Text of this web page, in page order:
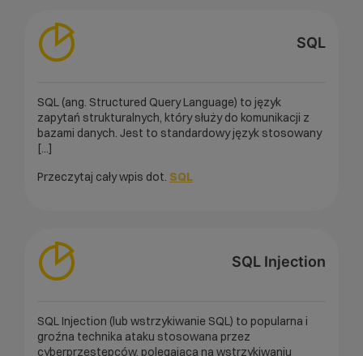
SQL
SQL (ang. Structured Query Language) to język
zapytań strukturalnych, który służy do komunikacji z
bazami danych. Jest to standardowy język stosowany
[...]
Przeczytaj cały wpis dot. SQL
SQL Injection
SQL Injection (lub wstrzykiwanie SQL) to popularna i
groźna technika ataku stosowana przez
cyberprzestępców, polegająca na wstrzykiwaniu